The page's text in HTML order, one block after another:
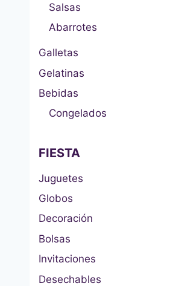
Salsas
Abarrotes
Galletas
Gelatinas
Bebidas
Congelados
FIESTA
Juguetes
Globos
Decoración
Bolsas
Invitaciones
Desechables